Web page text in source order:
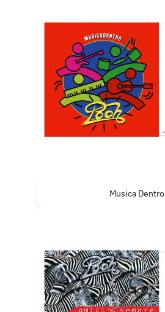
Musica Dentro